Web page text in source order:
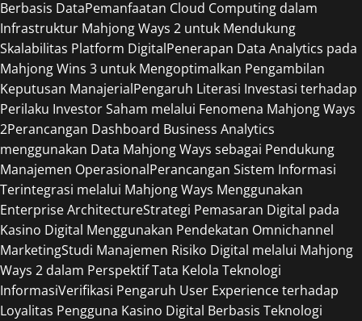
Berbasis DataPemanfaatan Cloud Computing dalam
Infrastruktur Mahjong Ways 2 untuk Mendukung
Skalabilitas Platform DigitalPenerapan Data Analytics pada
Mahjong Wins 3 untuk Mengoptimalkan Pengambilan
Keputusan ManajerialPengaruh Literasi Investasi terhadap
Perilaku Investor Saham melalui Fenomena Mahjong Ways
2Perancangan Dashboard Business Analytics
menggunakan Data Mahjong Ways sebagai Pendukung
Manajemen OperasionalPerancangan Sistem Informasi
Terintegrasi melalui Mahjong Ways Menggunakan
Enterprise ArchitectureStrategi Pemasaran Digital pada
Kasino Digital Menggunakan Pendekatan Omnichannel
MarketingStudi Manajemen Risiko Digital melalui Mahjong
Ways 2 dalam Perspektif Tata Kelola Teknologi
InformasiVerifikasi Pengaruh User Experience terhadap
Loyalitas Pengguna Kasino Digital Berbasis Teknologi